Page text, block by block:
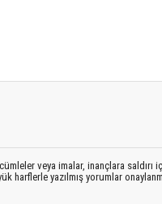
veya imalar, inançlara saldırı
harflerle yazılmış yorumlar